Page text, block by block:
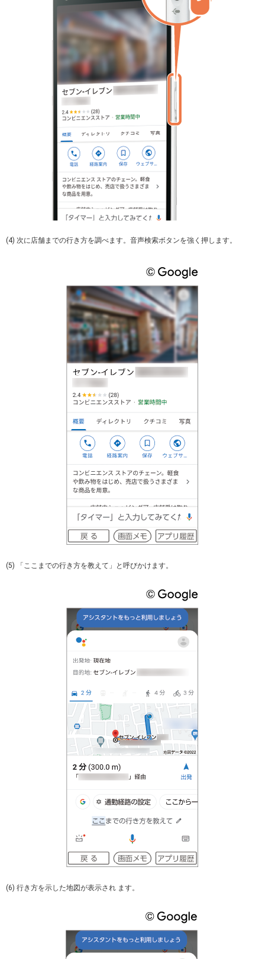
(4) 次に店舗までの行き方を調べます。音声検索ボタンを強く押します。
(5) 「ここまでの行き方を教えて」と呼びかけます。
(6) 行き方を示した地図が表示され ます。